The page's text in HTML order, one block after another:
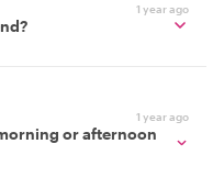
1 year ago
1 year ago
or afternoon